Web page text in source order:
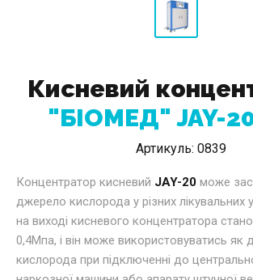
Кисневий
"БІОМЕД" JAY-
Артикуль: 0839
Концентратор кисневий JAY-20 може
джерело кислорода у різних лікувальних
на виході кисневого концентратора
0,4Мпа, і він може використовуватись як
кислорода при підключенні до